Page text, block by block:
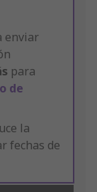
enviar
para
de
la
fechas de